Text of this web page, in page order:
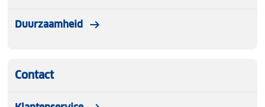
Duurzaamheid
Contact